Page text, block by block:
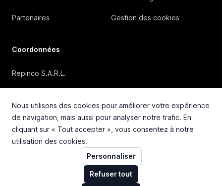
Nous utilisons des cookies pour améliorer votre expérience
de navigation, mais aussi pour analyser notre trafic. En
cliquant sur « Tout accepter », vous consentez à notre
utilisation des cookies.
Personnaliser
Refuser tout
Partenaires Gestion des cookies
Coordonnées
Repinco S.A.R.L.
+33 4 72 36 87 87
contact@repinco.com